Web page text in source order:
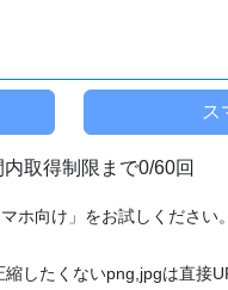
内取得制限まで0/60回
ホ向け」をお試しください。
したくないpng,jpgは直接